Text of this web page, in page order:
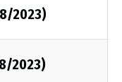
2023)
2023)